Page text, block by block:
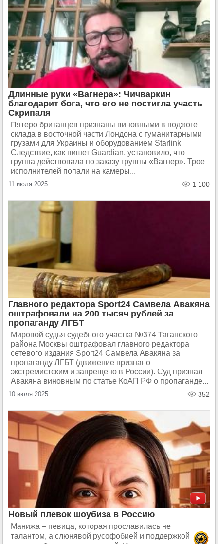
Длинные руки «Вагнера»: Чичваркин
благодарит бога, что его не постигла участь
Скрипаля
Пятеро британцев признаны виновными в поджоге
склада в восточной части Лондона с гуманитарными
грузами для Украины и оборудованием Starlink.
Следствие, как пишет Guardian, установило, что
группа действовала по заказу группы «Вагнер». Трое
исполнителей попали на камеры...
11 июля 2025 1 100
Главного редактора Sport24 Самвела Авакяна
оштрафовали на 200 тысяч рублей за
пропаганду ЛГБТ
Мировой судья судебного участка №374 Таганского
района Москвы оштрафовал главного редактора
сетевого издания Sport24 Самвела Авакяна за
пропаганду ЛГБТ (движение признано
экстремистским и запрещено в России). Суд признал
Авакяна виновным по статье КоАП РФ о пропаганде...
10 июля 2025 352
Новый плевок шоубиза в Россию
Манижа – певица, которая прославилась не
талантом, а слюнявой русофобией и поддержкой